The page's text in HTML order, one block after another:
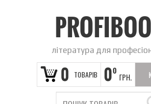
література для
0 ТОВАРІВ 00
ГРН.